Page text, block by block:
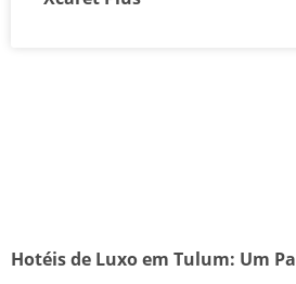
Hotéis de Luxo em Tulum: Um